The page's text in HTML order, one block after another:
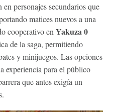
personajes secundarios que
matices nuevos a una
cooperativo en Yakuza 0
de la saga, permitiendo
y minijuegos. Las opciones
experiencia para el público
que antes exigía un